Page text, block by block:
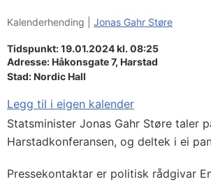
Kalenderhending | Jonas Gahr Støre
Tidspunkt: 19.01.2024 kl. 08:25
Adresse:Håkonsgate 7, Harstad
Stad:Nordic Hall
Legg til i eigen kalender
Statsminister Jonas Gahr Støre taler
Harstadkonferansen, og deltek i ei
Pressekontaktar er politisk rådgivar